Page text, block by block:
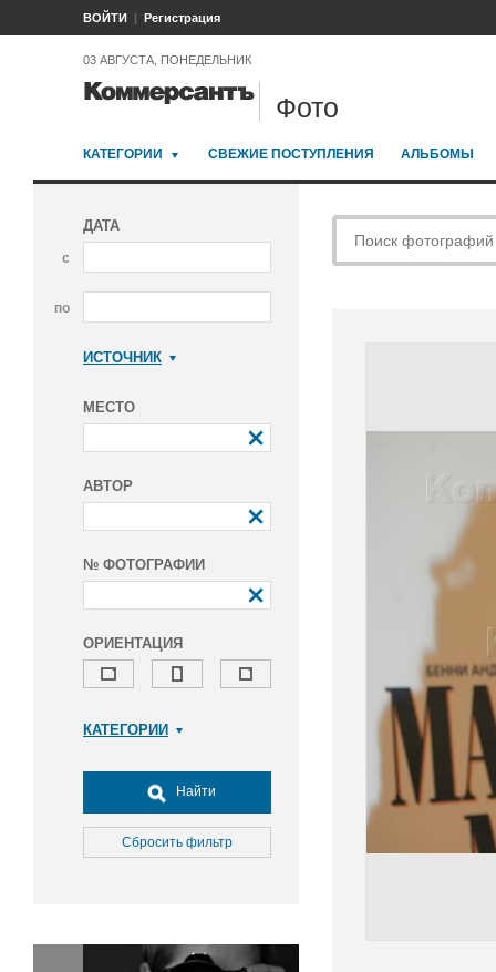
ВОЙТИ Регистрация
03 АВГУСТА, ПОНЕДЕЛЬНИК
Фото
КАТЕГОРИИ СВЕЖИЕ ПОСТУПЛЕНИЯ АЛЬБОМЫ
ДАТА
с
по
ИСТОЧНИК
МЕСТО
АВТОР
№ ФОТОГРАФИИ
ОРИЕНТАЦИЯ
КАТЕГОРИИ
Досуг, туризм и отдых
Культура
Медицина
Окружающая среда
Найти
Сбросить фильтр